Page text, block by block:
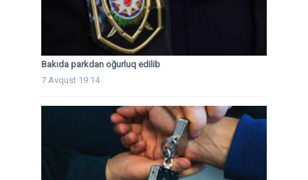
Bakıda parkdan oğurluq edilib
7 Avqust 19:14